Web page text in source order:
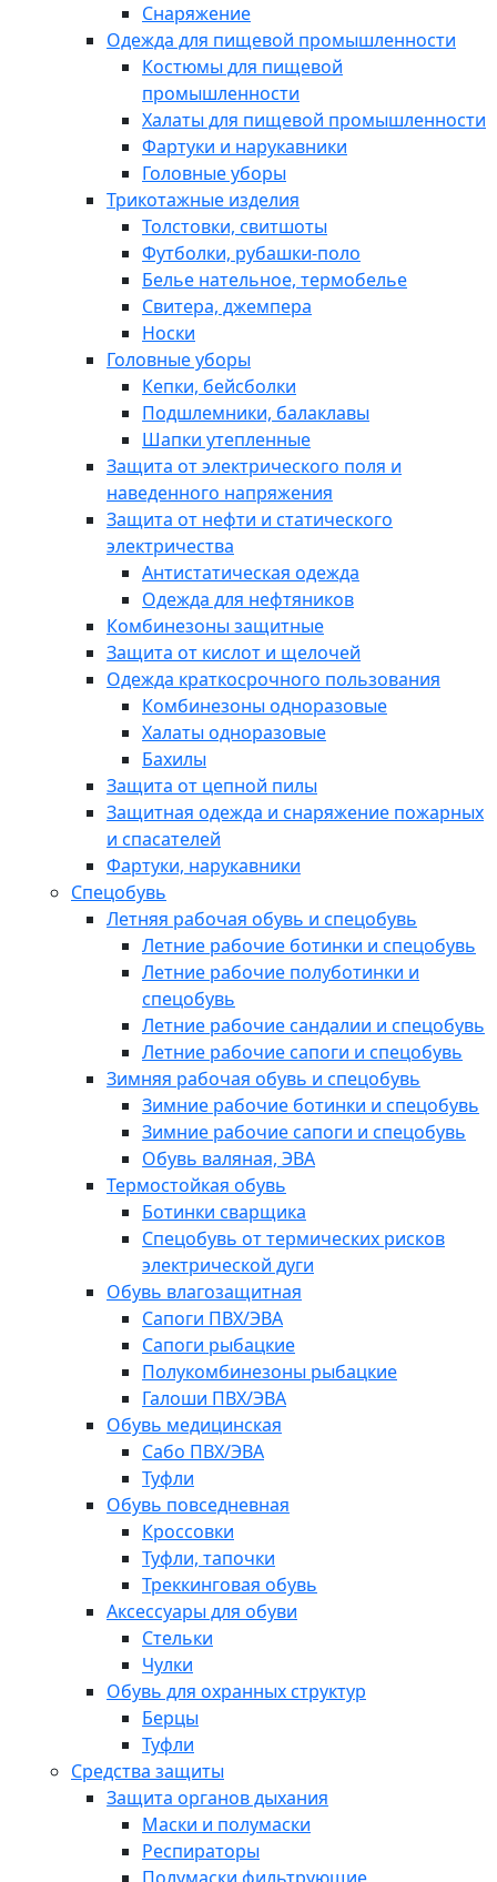
Снаряжение
Одежда для пищевой промышленности
Костюмы для пищевой
промышленности
Халаты для пищевой промышленности
Фартуки и нарукавники
Головные уборы
Трикотажные изделия
Толстовки, свитшоты
Футболки, рубашки-поло
Белье нательное, термобелье
Свитера, джемпера
Носки
Головные уборы
Кепки, бейсболки
Подшлемники, балаклавы
Шапки утепленные
Защита от электрического поля и
наведенного напряжения
Защита от нефти и статического
электричества
Антистатическая одежда
Одежда для нефтяников
Комбинезоны защитные
Защита от кислот и щелочей
Одежда краткосрочного пользования
Комбинезоны одноразовые
Халаты одноразовые
Бахилы
Защита от цепной пилы
Защитная одежда и снаряжение пожарных
и спасателей
Фартуки, нарукавники
Спецобувь
Летняя рабочая обувь и спецобувь
Летние рабочие ботинки и спецобувь
Летние рабочие полуботинки и
спецобувь
Летние рабочие сандалии и спецобувь
Летние рабочие сапоги и спецобувь
Зимняя рабочая обувь и спецобувь
Зимние рабочие ботинки и спецобувь
Зимние рабочие сапоги и спецобувь
Обувь валяная, ЭВА
Термостойкая обувь
Ботинки сварщика
Спецобувь от термических рисков
электрической дуги
Обувь влагозащитная
Сапоги ПВХ/ЭВА
Сапоги рыбацкие
Полукомбинезоны рыбацкие
Галоши ПВХ/ЭВА
Обувь медицинская
Сабо ПВХ/ЭВА
Туфли
Обувь повседневная
Кроссовки
Туфли, тапочки
Треккинговая обувь
Аксессуары для обуви
Стельки
Чулки
Обувь для охранных структур
Берцы
Туфли
Средства защиты
Защита органов дыхания
Маски и полумаски
Респираторы